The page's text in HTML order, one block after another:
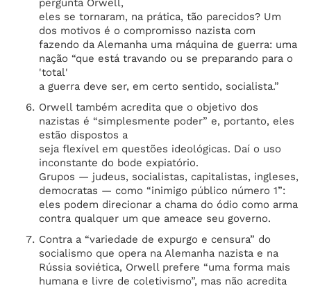
pergunta Orwell,
eles se tornaram, na prática, tão parecidos? Um
dos motivos é o compromisso nazista com
fazendo da Alemanha uma máquina de guerra: uma
nação “que está travando ou se preparando para o
'total'
a guerra deve ser, em certo sentido, socialista.”
Orwell também acredita que o objetivo dos
nazistas é “simplesmente poder” e, portanto, eles
estão dispostos a
seja flexível em questões ideológicas. Daí o uso
inconstante do bode expiatório.
Grupos — judeus, socialistas, capitalistas, ingleses,
democratas — como “inimigo público número 1”:
eles podem direcionar a chama do ódio como arma
contra qualquer um que ameace seu governo.
Contra a “variedade de expurgo e censura” do
socialismo que opera na Alemanha nazista e na
Rússia soviética, Orwell prefere “uma forma mais
humana e livre de coletivismo”, mas não acredita